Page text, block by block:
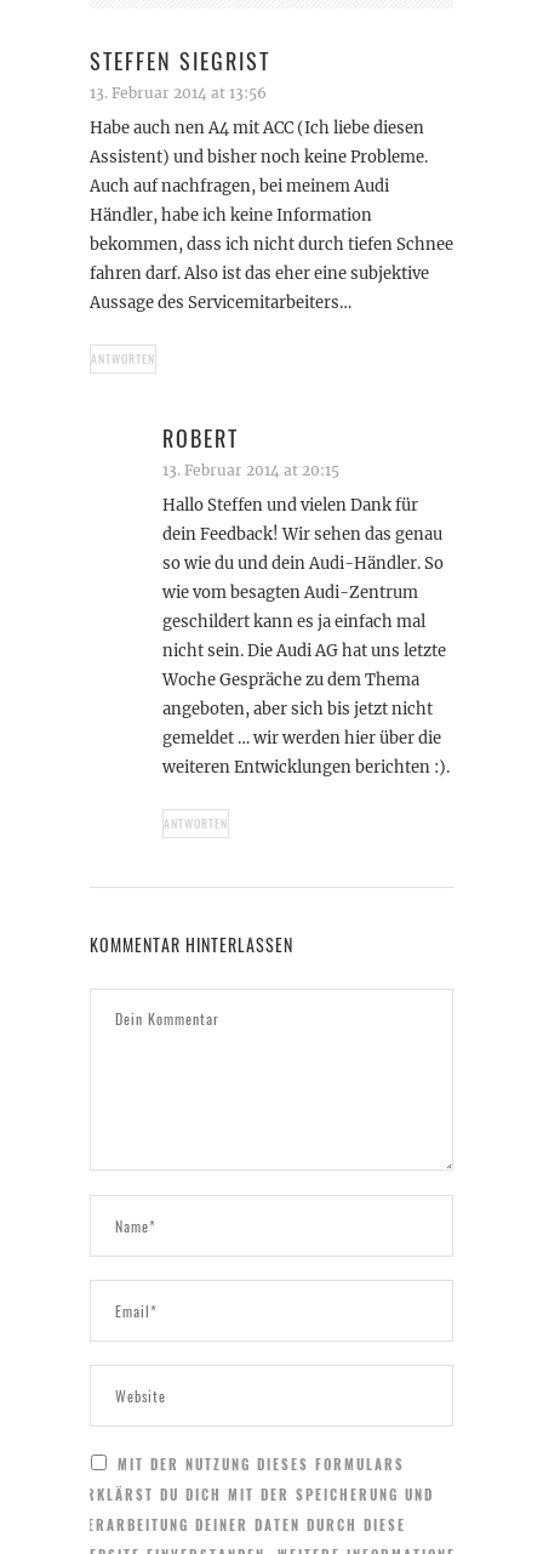
STEFFEN SIEGRIST
13. Februar 2014 at 13:56
Habe auch nen A4 mit ACC (Ich liebe diesen
Assistent) und bisher noch keine Probleme.
Auch auf nachfragen, bei meinem Audi
Händler, habe ich keine Information
bekommen, dass ich nicht durch tiefen Schnee
fahren darf. Also ist das eher eine subjektive
Aussage des Servicemitarbeiters…
ANTWORTEN
ROBERT
13. Februar 2014 at 20:15
Hallo Steffen und vielen Dank für
dein Feedback! Wir sehen das genau
so wie du und dein Audi-Händler. So
wie vom besagten Audi-Zentrum
geschildert kann es ja einfach mal
nicht sein. Die Audi AG hat uns letzte
Woche Gespräche zu dem Thema
angeboten, aber sich bis jetzt nicht
gemeldet … wir werden hier über die
weiteren Entwicklungen berichten :).
ANTWORTEN
KOMMENTAR HINTERLASSEN
MIT DER NUTZUNG DIESES FORMULARS
ERKLÄRST DU DICH MIT DER SPEICHERUNG UND
VERARBEITUNG DEINER DATEN DURCH DIESE